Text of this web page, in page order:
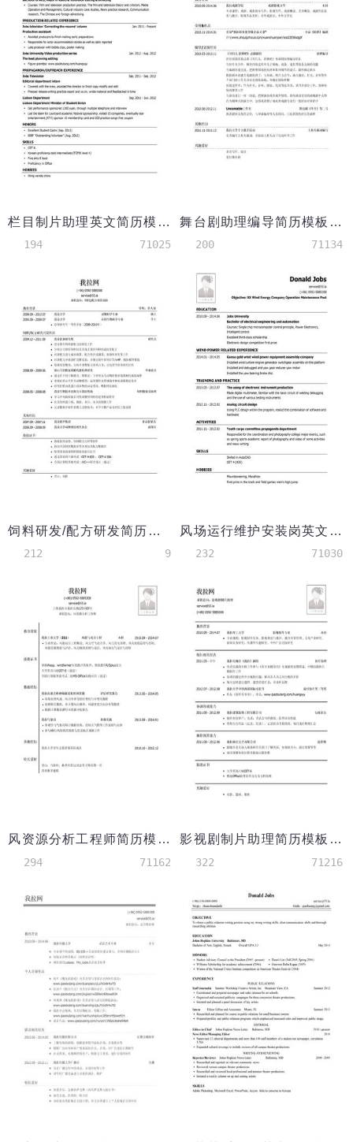
栏目制片助理英文简历模板（应届生初级岗位）
194 71025
舞台剧助理编导简历模板（应届生初级岗位）
200 71134
饲料研发/配方研发简历模板（应届生初级岗位）
212 9
风场运行维护安装岗英文简历模板（应届生初级岗位）
232 71030
风资源分析工程师简历模板
294 71162
影视剧制片助理简历模板（有报价预算能力）
322 71216